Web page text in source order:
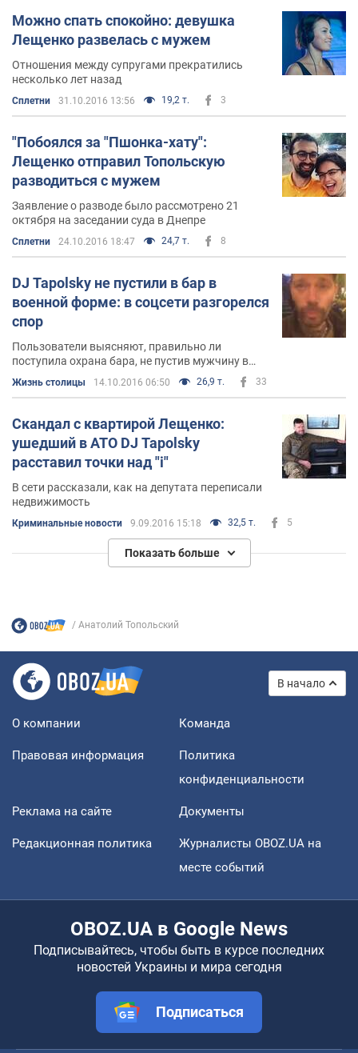
Можно спать спокойно: девушка
Лещенко развелась с мужем
Отношения между супругами прекратились
несколько лет назад
Сплетни 31.10.2016 13:56 19,2 т. 3
"Побоялся за "Пшонка-хату":
Лещенко отправил Топольскую
разводиться с мужем
Заявление о разводе было рассмотрено 21
октября на заседании суда в Днепре
Сплетни 24.10.2016 18:47 24,7 т. 8
DJ Tapolsky не пустили в бар в
военной форме: в соцсети разгорелся
спор
Пользователи выясняют, правильно ли
поступила охрана бара, не пустив мужчину в
Жизнь столицы 14.10.2016 06:50 26,9 т. 33
Скандал с квартирой Лещенко:
ушедший в АТО DJ Tapolsky
расставил точки над "і"
В сети рассказали, как на депутата переписали
недвижимость
Криминальные новости 9.09.2016 15:18 32,5 т. 5
Показать больше
Анатолий Топольский
В начало
О компании Команда
Правовая информация
Политика
конфиденциальности
Реклама на сайте Документы
Редакционная политика
Журналисты OBOZ.UA на
месте событий
OBOZ.UA в Google News
Подписывайтесь, чтобы быть в курсе последних
новостей Украины и мира сегодня
Подписаться